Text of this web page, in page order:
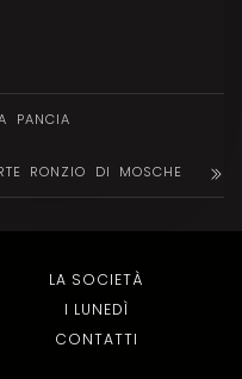
PANCIA
RONZIO DI MOSCHE
LA SOCIETÀ
I LUNEDÌ
CONTATTI